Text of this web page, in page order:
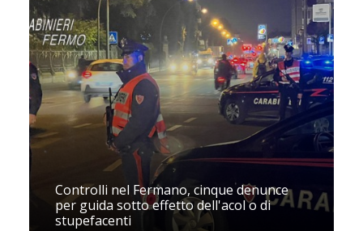
Controlli nel Fermano, cinque denunce
per guida sotto effetto dell'acol o di
stupefacenti